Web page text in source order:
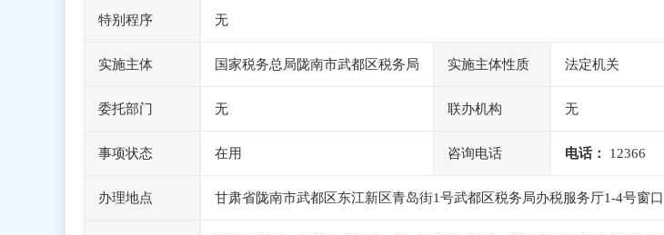
特别程序 无
实施主体 国家税务总局陇南市武都区税务局 实施主体性质 法定机关
委托部门 无 联办机构 无
事项状态 在用 咨询电话 电话： 12366
办理地点 甘肃省陇南市武都区东江新区青岛街1号武都区税务局办税服务厅1-4号窗口